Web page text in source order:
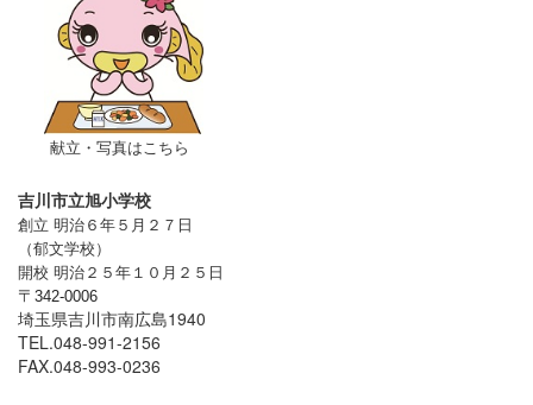
献立・写真はこちら
吉川市立旭小学校
創立 明治６年５月２７日
（郁文学校）
開校 明治２５年１０月２５日
〒 342-0006
埼玉県吉川市南広島1940
TEL.048-991-2156
FAX.048-993-0236